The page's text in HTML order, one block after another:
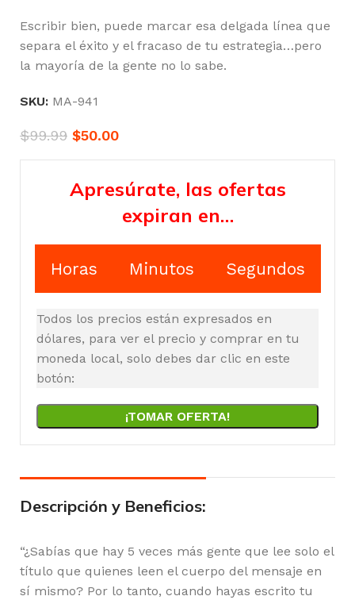
Escribir bien, puede marcar esa delgada línea que
separa el éxito y el fracaso de tu estrategia…pero
la mayoría de la gente no lo sabe.
SKU: MA-941
$99.99 $50.00
Apresúrate, las ofertas
expiran en…
Horas Minutos Segundos
Todos los precios están expresados en
dólares, para ver el precio y comprar en tu
moneda local, solo debes dar clic en este
botón:
¡TOMAR OFERTA!
Descripción y Beneficios:
“¿Sabías que hay 5 veces más gente que lee solo el
título que quienes leen el cuerpo del mensaje en
sí mismo? Por lo tanto, cuando hayas escrito tu